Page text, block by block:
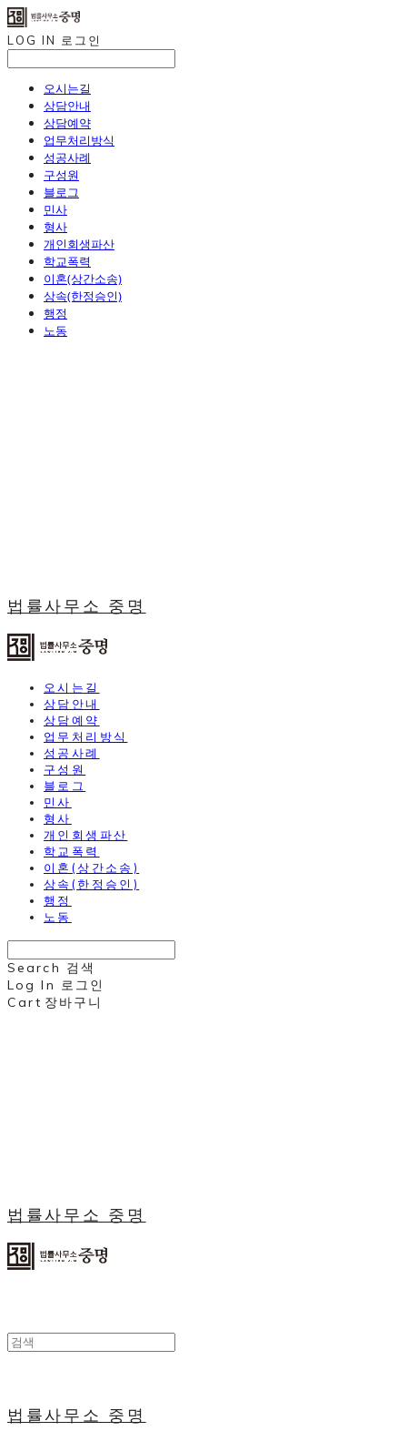
LOG IN 로그인
오시는길
상담안내
상담예약
업무처리방식
성공사례
구성원
블로그
민사
형사
개인회생파산
학교폭력
이혼(상간소송)
상속(한정승인)
행정
노동
법률사무소 중명
오시는길
상담안내
상담예약
업무처리방식
성공사례
구성원
블로그
민사
형사
개인회생파산
학교폭력
이혼(상간소송)
상속(한정승인)
행정
노동
Search 검색
Log In 로그인
Cart 장바구니
법률사무소 중명
법률사무소 중명